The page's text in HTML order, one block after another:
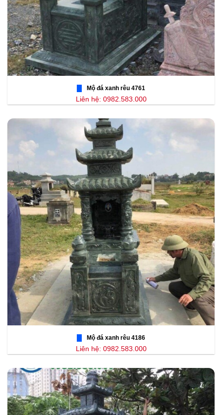
Mộ đá xanh rêu 4761
Liên hệ: 0982.583.000
Mộ đá xanh rêu 4186
Liên hệ: 0982.583.000